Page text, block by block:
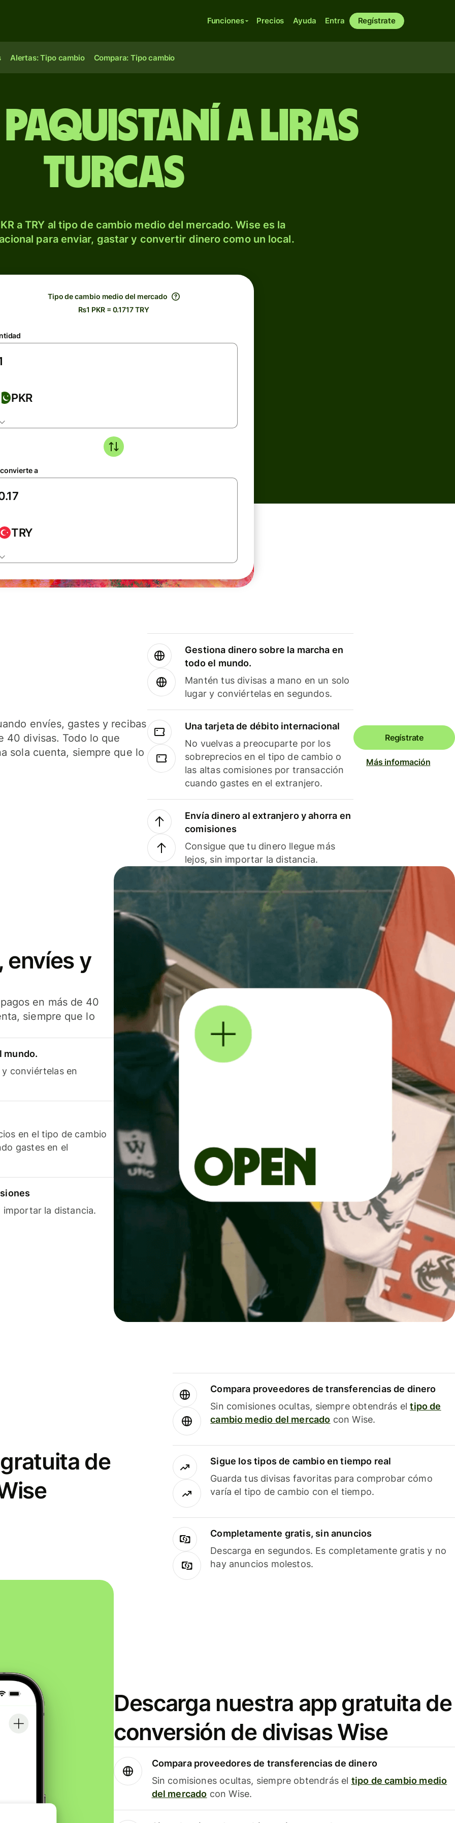
Funciones Precios Ayuda Entra Regístrate
Alertas: Tipo cambio Compara: Tipo cambio
paquistaní a liras
turcas
a TRY al tipo de cambio medio del mercado. Wise es la
para enviar, gastar y convertir dinero como un local.
Tipo de cambio medio del mercado
₨1 PKR = 0.1717 TRY
PKR
a
TRY
envíes, gastes y recibas
40 divisas. Todo lo que
sola cuenta, siempre que lo
Gestiona dinero sobre la marcha en
todo el mundo.
Mantén tus divisas a mano en un solo
lugar y conviértelas en segundos.
Una tarjeta de débito internacional
No vuelvas a preocuparte por los
sobreprecios en el tipo de cambio o
las altas comisiones por transacción
cuando gastes en el extranjero.
Envía dinero al extranjero y ahorra en
comisiones
Consigue que tu dinero llegue más
lejos, sin importar la distancia.
Regístrate
Más información
envíes y
en más de 40
siempre que lo
mundo.
conviértelas en
en el tipo de cambio
gastes en el
importar la distancia.
de
Compara proveedores de transferencias de dinero
Sin comisiones ocultas, siempre obtendrás eltipo de
cambio medio del mercado con Wise.
Sigue los tipos de cambio en tiempo real
Guarda tus divisas favoritas para comprobar cómo
varía el tipo de cambio con el tiempo.
Completamente gratis, sin anuncios
Descarga en segundos. Es completamente gratis y no
hay anuncios molestos.
Descarga nuestra app gratuita de
conversión de divisas Wise
Compara proveedores de transferencias de dinero
Sin comisiones ocultas, siempre obtendrás el tipo de cambio medio
del mercado con Wise.